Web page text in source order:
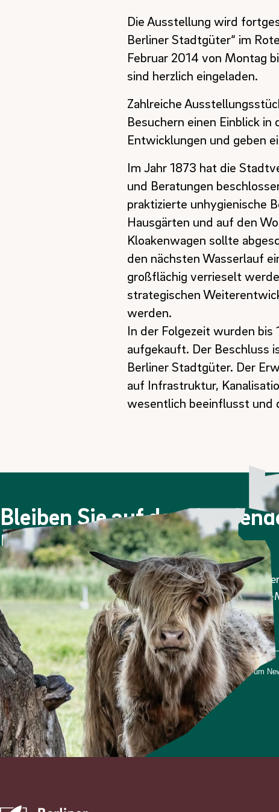
Die Ausstellung wird
Berliner Stadtgüter“ im
Februar 2014 von Montag
sind herzlich eingeladen.
Zahlreiche
Besuchern einen Einblick
Entwicklungen und geben
Im Jahr 1873 hat die
und Beratungen
praktizierte unhygienische
Hausgärten und auf den
Kloakenwagen sollte
den nächsten Wasserlauf
großflächig verrieselt
strategischen
werden.
In der Folgezeit wurden
aufgekauft. Der Beschluss
Berliner Stadtgüter. Der
auf Infrastruktur,
wesentlich beeinflusst und
Bleiben Sie auf dem
Newsletter!
Viermal im Jahr berichten wir über die Berliner
Nachdem Sie sich angemeldet haben, erhalten Sie eine
Bitte prüfen Sie ggf. auch Ihren Spam-Ordner.
*Ich stimme zu, dass meine personenbezogenen Daten genutzt werden, um
und weiß, dass ich dies jederzeit widerrufen kann.
Anmelden